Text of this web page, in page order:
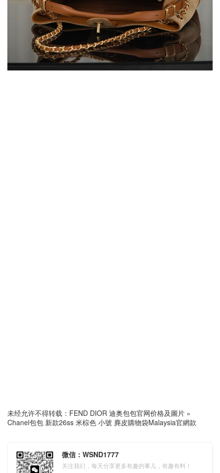
未经允许不得转载： FEND DIOR 迪奥包包官网价格及圖片 »
Chanel包包 新款26ss 米棕色 小號 麂皮購物袋Malaysia官網款
微信：WSND1777
关注我们，每天分享更多有趣的事儿，有趣有料！